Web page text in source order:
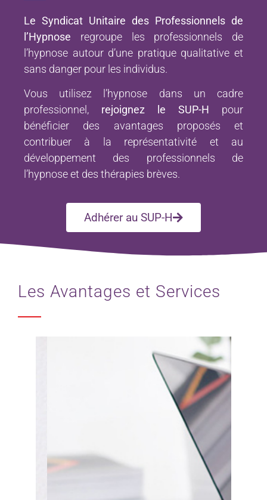
Le Syndicat Unitaire des Professionnels de
l’Hypnose regroupe les professionnels de
l’hypnose autour d’une pratique qualitative et
sans danger pour les individus.
Vous utilisez l’hypnose dans un cadre
professionnel, rejoignez le SUP-H pour
bénéficier des avantages proposés et
contribuer à la représentativité et au
développement des professionnels de
l’hypnose et des thérapies brèves.
Adhérer au SUP-H
Les Avantages et Services